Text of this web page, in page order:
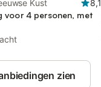
Kust
8,1
voor 4 personen, met
zien